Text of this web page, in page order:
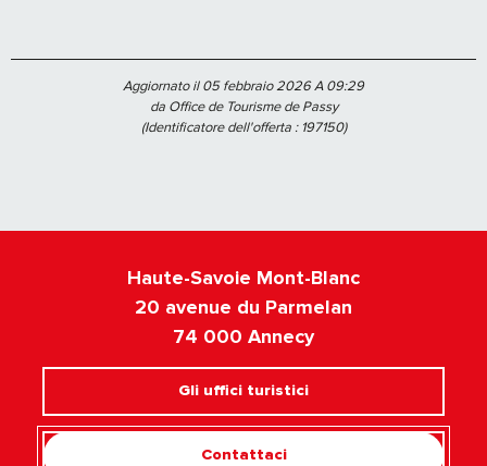
Aggiornato il 05 febbraio 2026 A 09:29
da Office de Tourisme de Passy
(Identificatore dell'offerta : 197150)
Haute-Savoie Mont-Blanc
20 avenue du Parmelan
74 000 Annecy
Gli uffici turistici
Contattaci